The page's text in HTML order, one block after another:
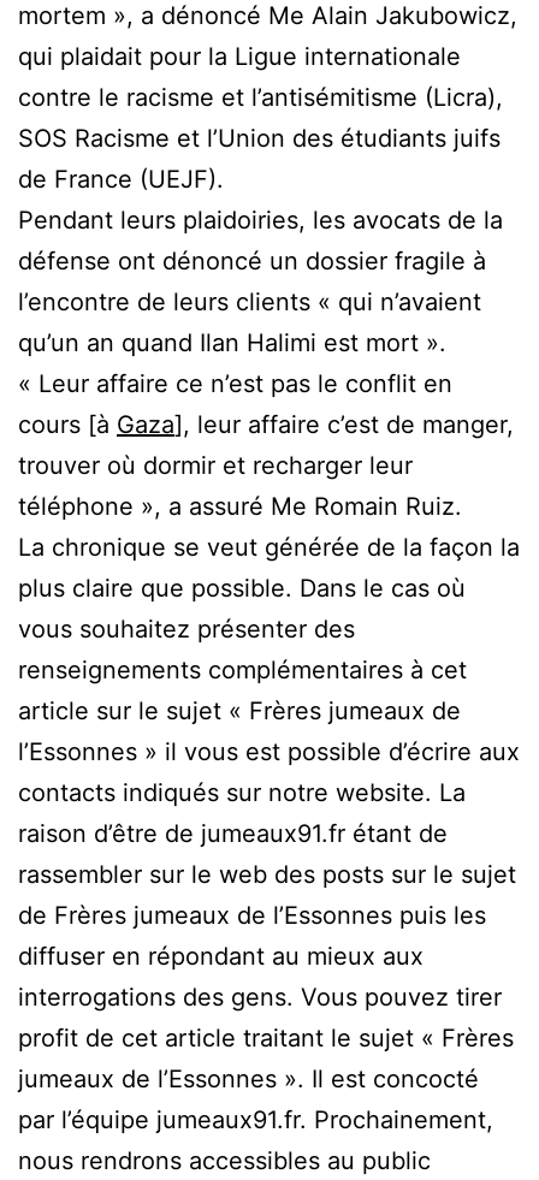
mortem », a dénoncé Me Alain Jakubowicz,
qui plaidait pour la Ligue internationale
contre le racisme et l’antisémitisme (Licra),
SOS Racisme et l’Union des étudiants juifs
de France (UEJF).
Pendant leurs plaidoiries, les avocats de la
défense ont dénoncé un dossier fragile à
l’encontre de leurs clients « qui n’avaient
qu’un an quand Ilan Halimi est mort ».
« Leur affaire ce n’est pas le conflit en
cours [à Gaza], leur affaire c’est de manger,
trouver où dormir et recharger leur
téléphone », a assuré Me Romain Ruiz.
La chronique se veut générée de la façon la
plus claire que possible. Dans le cas où
vous souhaitez présenter des
renseignements complémentaires à cet
article sur le sujet « Frères jumeaux de
l’Essonnes » il vous est possible d’écrire aux
contacts indiqués sur notre website. La
raison d’être de jumeaux91.fr étant de
rassembler sur le web des posts sur le sujet
de Frères jumeaux de l’Essonnes puis les
diffuser en répondant au mieux aux
interrogations des gens. Vous pouvez tirer
profit de cet article traitant le sujet « Frères
jumeaux de l’Essonnes ». Il est concocté
par l’équipe jumeaux91.fr. Prochainement,
nous rendrons accessibles au public